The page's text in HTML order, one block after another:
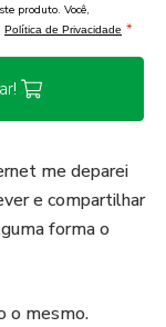
produto. Você,
Política de Privacidade *
me deparei
e compartilhar
forma o
o mesmo.